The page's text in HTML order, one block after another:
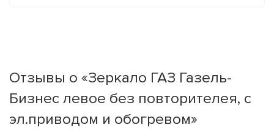
Отзывы о «Зеркало ГАЗ Газель-
Бизнес левое без повторителея, с
эл.приводом и обогревом»